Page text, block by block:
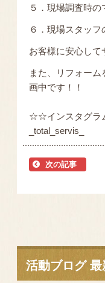
５．現場調査時
６．現場スタッ
お客様に安心し
また、リフォー
画中です！！
☆☆インスタグラ
_total_servis_
次の記事
活動ブログ 最